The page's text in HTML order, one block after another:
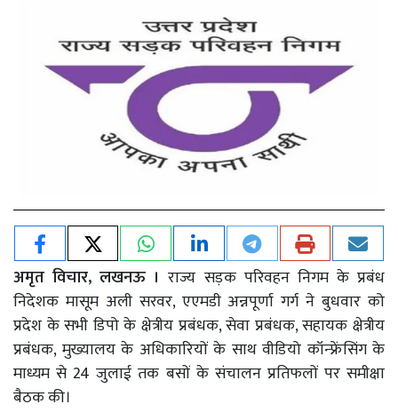
अमृत विचार, लखनऊ ।राज्य सड़क परिवहन निगम के प्रबंध
निदेशक मासूम अली सरवर, एएमडी अन्नपूर्णा गर्ग ने बुधवार को
प्रदेश के सभी डिपो के क्षेत्रीय प्रबंधक, सेवा प्रबंधक, सहायक क्षेत्रीय
प्रबंधक, मुख्यालय के अधिकारियों के साथ वीडियो कॉन्फ्रेंसिंग के
माध्यम से 24 जुलाई तक बसों के संचालन प्रतिफलों पर समीक्षा
बैठक की।